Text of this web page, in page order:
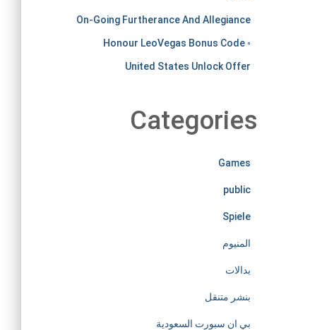
t
e
e
s
s
On-Going Furtherance And Allegiance
Honour LeoVegas Bonus Code ◦
United States Unlock Offer
Categories
Games
public
Spiele
المنيوم
بدالات
بنشر متنقل
بي ان سبورت السعودية